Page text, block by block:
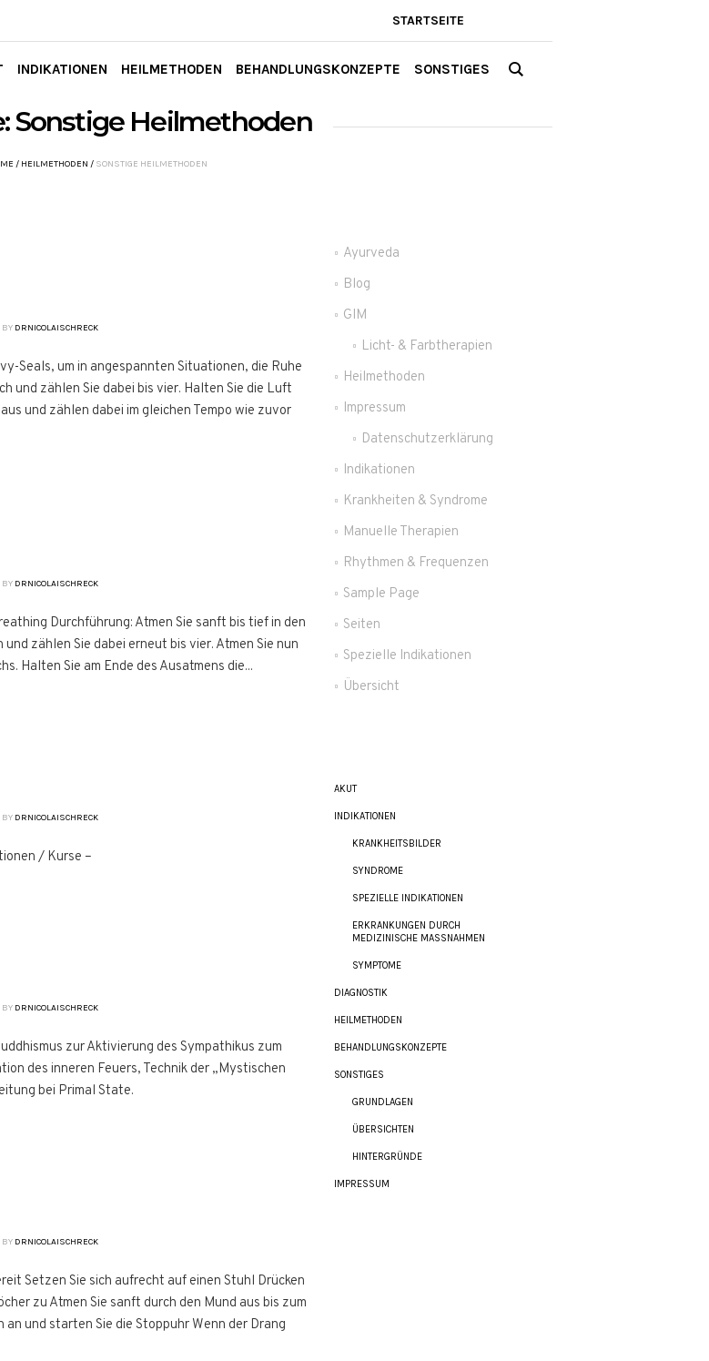
STARTSEITE
INDIKATIONEN HEILMETHODEN BEHANDLUNGSKONZEPTE SONSTIGES
Sonstige Heilmethoden
/ HEILMETHODEN / SONSTIGE HEILMETHODEN
BY DRNICOLAISCHRECK
Seals, um in angespannten Situationen, die Ruhe
und zählen Sie dabei bis vier. Halten Sie die Luft
und zählen dabei im gleichen Tempo wie zuvor
BY DRNICOLAISCHRECK
Durchführung: Atmen Sie sanft bis tief in den
zählen Sie dabei erneut bis vier. Atmen Sie nun
Halten Sie am Ende des Ausatmens die...
BY DRNICOLAISCHRECK
/ Kurse –
BY DRNICOLAISCHRECK
zur Aktivierung des Sympathikus zum
des inneren Feuers, Technik der „Mystischen
bei Primal State.
BY DRNICOLAISCHRECK
Setzen Sie sich aufrecht auf einen Stuhl Drücken
zu Atmen Sie sanft durch den Mund aus bis zum
und starten Sie die Stoppuhr Wenn der Drang
Ayurveda
Blog
GIM
Licht- & Farbtherapien
Heilmethoden
Impressum
Datenschutzerklärung
Indikationen
Krankheiten & Syndrome
Manuelle Therapien
Rhythmen & Frequenzen
Sample Page
Seiten
Spezielle Indikationen
Übersicht
AKUT
INDIKATIONEN
KRANKHEITSBILDER
SYNDROME
SPEZIELLE INDIKATIONEN
ERKRANKUNGEN DURCH
MEDIZINISCHE MASSNAHMEN
SYMPTOME
DIAGNOSTIK
HEILMETHODEN
BEHANDLUNGSKONZEPTE
SONSTIGES
GRUNDLAGEN
ÜBERSICHTEN
HINTERGRÜNDE
IMPRESSUM